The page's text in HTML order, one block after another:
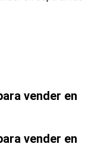
vender en
vender en